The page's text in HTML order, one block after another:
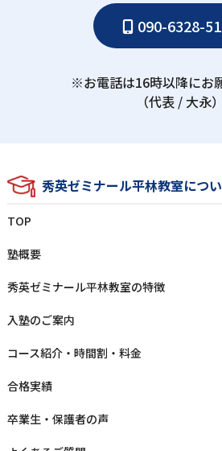
090-6328-
※お電話は16時以降にお
（代表 / ⼤永）
秀英ゼミナール平林教室につ
TOP
塾概要
秀英ゼミナール平林教室の特徴
⼊塾のご案内
コース紹介・時間割・料⾦
合格実績
卒業⽣‧保護者の声